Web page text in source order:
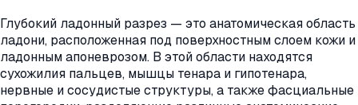
Глубокий ладонный разрез — это анатомическая область
ладони, расположенная под поверхностным слоем кожи и
ладонным апоневрозом. В этой области находятся
сухожилия пальцев, мышцы тенара и гипотенара,
нервные и сосудистые структуры, а также фасциальные